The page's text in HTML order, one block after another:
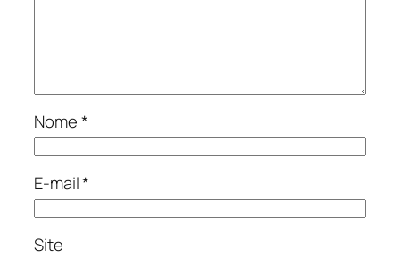
Nome*
E-mail*
Site